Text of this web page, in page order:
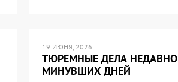
19 ИЮНЯ, 2026
ТЮРЕМНЫЕ ДЕЛА НЕДАВНО
МИНУВШИХ ДНЕЙ